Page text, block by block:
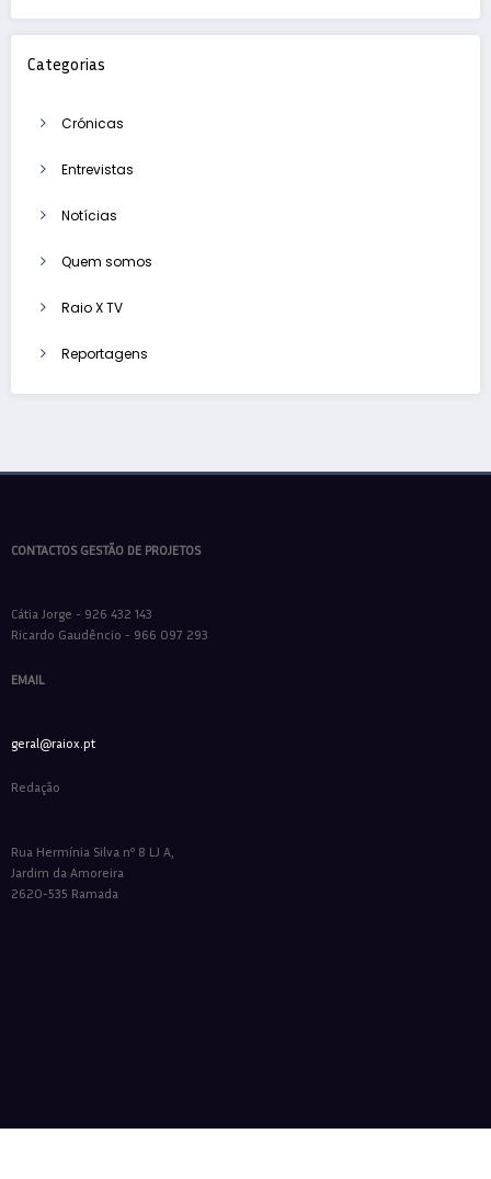
Categorias
Crónicas
Entrevistas
Notícias
Quem somos
Raio X TV
Reportagens
CONTACTOS GESTÃO DE PROJETOS
Cátia Jorge - 926 432 143
Ricardo Gaudêncio - 966 097 293
EMAIL
geral@raiox.pt
Redação
Rua Hermínia Silva nº 8 LJ A,
Jardim da Amoreira
2620-535 Ramada